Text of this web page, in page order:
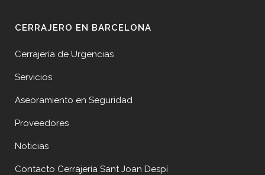
CERRAJERO EN BARCELONA
Cerrajería de Urgencias
Servicios
Aseoramiento en Seguridad
Proveedores
Noticias
Contacto Cerrajería Sant Joan Despí